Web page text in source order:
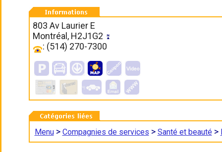
803 Av Laurier E
Montréal, H2J1G2
: (514) 270-7300
Menu> Compagnies de services > Santé et beauté>